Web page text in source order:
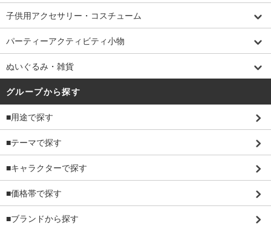
子供用アクセサリー・コスチューム
パーティーアクティビティ小物
ぬいぐるみ・雑貨
グループから探す
■用途で探す
■テーマで探す
■キャラクターで探す
■価格帯で探す
■ブランドから探す